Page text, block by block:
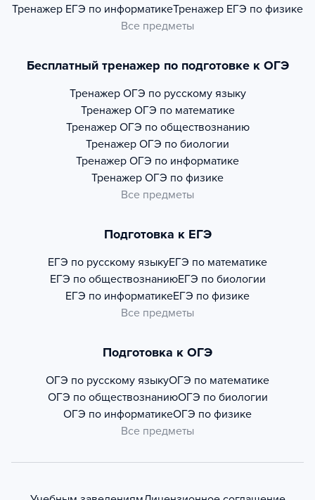
Тренажер ЕГЭ по информатикеТренажер ЕГЭ по физике
Все предметы
Бесплатный тренажер по подготовке к ОГЭ
Тренажер ОГЭ по русскому языку
Тренажер ОГЭ по математике
Тренажер ОГЭ по обществознанию
Тренажер ОГЭ по биологии
Тренажер ОГЭ по информатике
Тренажер ОГЭ по физике
Все предметы
Подготовка к ЕГЭ
ЕГЭ по русскому языкуЕГЭ по математике
ЕГЭ по обществознаниюЕГЭ по биологии
ЕГЭ по информатикеЕГЭ по физике
Все предметы
Подготовка к ОГЭ
ОГЭ по русскому языкуОГЭ по математике
ОГЭ по обществознаниюОГЭ по биологии
ОГЭ по информатикеОГЭ по физике
Все предметы